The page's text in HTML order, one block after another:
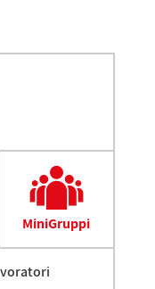
MiniGruppi